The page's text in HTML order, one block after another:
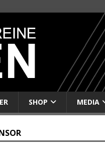
SHOP MEDIA